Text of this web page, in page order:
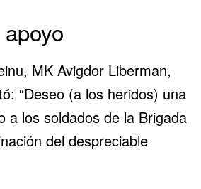
MK Avigdor Liberman,
“Deseo (a los heridos) una
a los soldados de la Brigada
del despreciable